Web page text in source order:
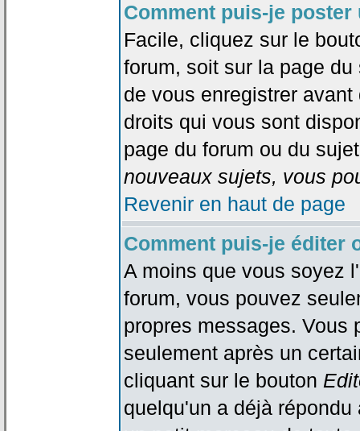
Comment puis-je
Facile, cliquez sur le
forum, soit sur la page
de vous enregistrer
droits qui vous sont
page du forum ou du
nouveaux sujets, vous
Revenir en haut de page
Comment puis-je éditer
A moins que vous soyez
forum, vous pouvez
propres messages. Vous
seulement après un
cliquant sur le bouton
quelqu'un a déjà